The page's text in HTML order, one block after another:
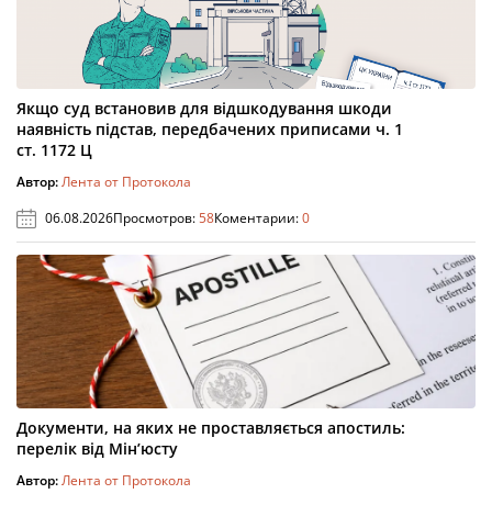
Якщо суд встановив для відшкодування шкоди
наявність підстав, передбачених приписами ч. 1
ст. 1172 Ц
Автор:Лента от Протокола
06.08.2026Просмотров:58Коментарии:0
Документи, на яких не проставляється апостиль:
перелік від Мін’юсту
Автор:Лента от Протокола